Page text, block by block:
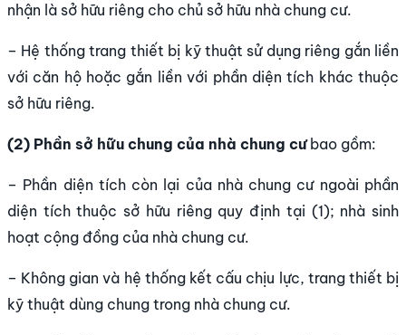
nhận là sở hữu riêng cho chủ sở hữu nhà chung cư.
– Hệ thống trang thiết bị kỹ thuật sử dụng riêng gắn liền
với căn hộ hoặc gắn liền với phần diện tích khác thuộc
sở hữu riêng.
(2) Phần sở hữu chung của nhà chung cư bao gồm:
– Phần diện tích còn lại của nhà chung cư ngoài phần
diện tích thuộc sở hữu riêng quy định tại (1); nhà sinh
hoạt cộng đồng của nhà chung cư.
– Không gian và hệ thống kết cấu chịu lực, trang thiết bị
kỹ thuật dùng chung trong nhà chung cư.